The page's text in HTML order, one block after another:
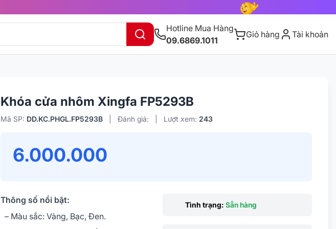
Hotline Mua Hàng
09.6869.1011
Giỏ hàng Tài khoản
Khóa cửa nhôm Xingfa FP5293B
Mã SP: DD.KC.PHGL.FP5293B Đánh giá: Lượt xem: 243
6.000.000
Thông số nổi bật:
– Màu sắc: Vàng, Bạc, Đen.
Tình trạng: Sẵn hàng